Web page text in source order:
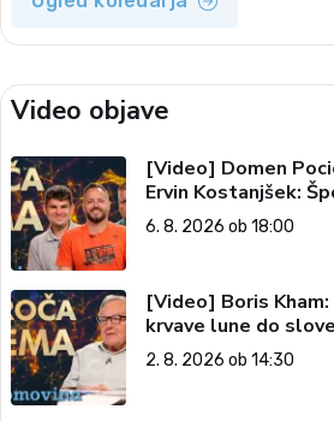
Video objave
[Video] Domen
Ervin Kostanjšek:
tema, 6. 8. 2026)
6. 8. 2026 ob 18:00
[Video] Boris
krvave lune do
vesolju (Vroča tema,
2. 8. 2026 ob 14:30